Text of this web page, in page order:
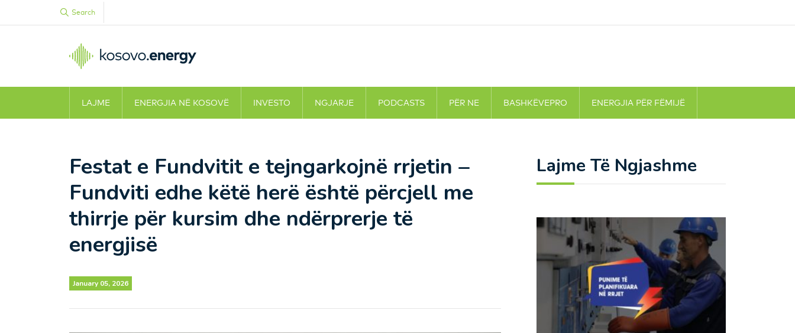
Search
LAJME ENERGJIA NË KOSOVË INVESTO NGJARJE PODCASTS PËR NE BASHKËVEPRO ENERGJIA PËR FËMIJË
Festat e Fundvitit e tejngarkojnë rrjetin –
Fundviti edhe këtë herë është përcjell me
thirrje për kursim dhe ndërprerje të
energjisë
January 05, 2026
Lajme Të Ngjashme